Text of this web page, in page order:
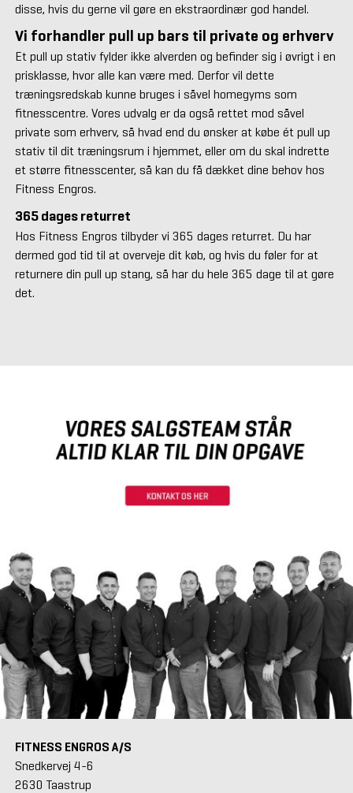
disse, hvis du gerne vil gøre en ekstraordinær god handel.
Vi forhandler pull up bars til private og erhverv
Et pull up stativ fylder ikke alverden og befinder sig i øvrigt i en
prisklasse, hvor alle kan være med. Derfor vil dette
træningsredskab kunne bruges i såvel homegyms som
fitnesscentre. Vores udvalg er da også rettet mod såvel
private som erhverv, så hvad end du ønsker at købe ét pull up
stativ til dit træningsrum i hjemmet, eller om du skal indrette
et større fitnesscenter, så kan du få dækket dine behov hos
Fitness Engros.
365 dages returret
Hos Fitness Engros tilbyder vi 365 dages returret. Du har
dermed god tid til at overveje dit køb, og hvis du føler for at
returnere din pull up stang, så har du hele 365 dage til at gøre
det.
FITNESS ENGROS A/S
Snedkervej 4-6
2630 Taastrup